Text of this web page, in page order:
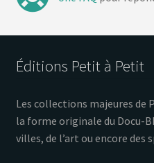
Éditions Petit à Petit
Les collections majeures
la forme originale du Docu-
villes, de l’art ou encore